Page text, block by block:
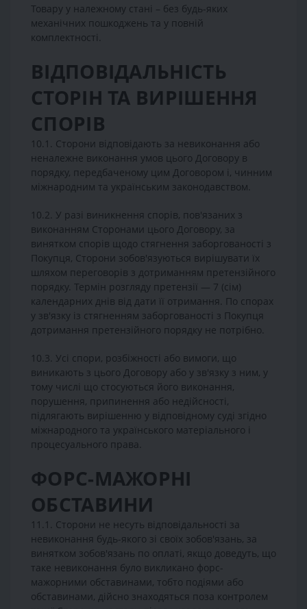
Товару у належному стані – без будь-яких
механічних пошкоджень та у повній
комплектності.
ВІДПОВІДАЛЬНІСТЬ
СТОРІН ТА ВИРІШЕННЯ
СПОРІВ
10.1. Сторони відповідають за невиконання або
неналежне виконання умов цього Договору в
порядку, передбаченому цим Договором і, чинним
міжнародним та українським законодавством.
10.2. У разі виникнення спорів, пов'язаних з
виконанням Сторонами цього Договору, за
винятком спорів щодо стягнення заборгованості з
Покупця, Сторони зобов'язуються вирішувати їх
шляхом переговорів з дотриманням претензійного
порядку. Термін розгляду претензії — 7 (сім)
календарних днів від дати її отримання. По спорах
у зв'язку із стягненням заборгованості з Покупця
дотримання претензійного порядку не потрібно.
10.3. Усі спори, розбіжності або вимоги, що
виникають з цього Договору або у зв'язку з ним, у
тому числі що стосуються його виконання,
порушення, припинення або недійсності,
підлягають вирішенню у відповідному суді згідно
міжнародного та українського матеріального і
процесуального права.
ФОРС-МАЖОРНІ
ОБСТАВИНИ
11.1. Сторони не несуть відповідальності за
невиконання будь-якого зі своїх зобов'язань, за
винятком зобов'язань по оплаті, якщо доведуть, що
таке невиконання було викликано форс-
мажорними обставинами, тобто подіями або
обставинами, дійсно знаходяться поза контролем